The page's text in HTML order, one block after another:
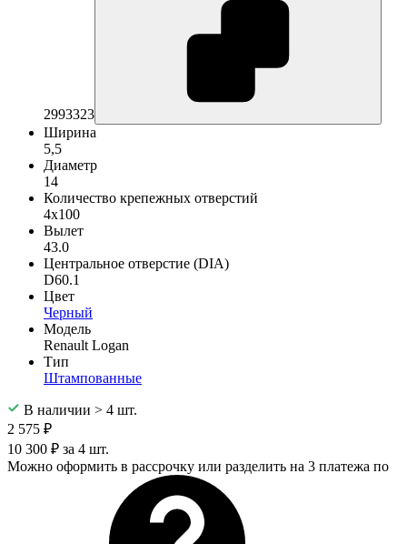
2993323
Ширина
5,5
Диаметр
14
Количество крепежных отверстий
4x100
Вылет
43.0
Центральное отверстие (DIA)
D60.1
Цвет
Черный
Модель
Renault Logan
Тип
Штампованные
В наличии > 4 шт.
2 575 ₽
10 300 ₽ за 4 шт.
Можно оформить в рассрочку или разделить на 3 платежа по